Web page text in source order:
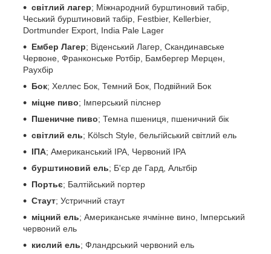
світлий лагер; Міжнародний бурштиновий табір,
Чеський бурштиновий табір, Festbier, Kellerbier,
Dortmunder Export, India Pale Lager
Ембер Лагер; Віденський Лагер, Скандинавське
Червоне, Франконське Ротбір, Бамбергер Мерцен,
Раухбір
Бок; Хеллес Бок, Темний Бок, Подвійний Бок
міцне пиво; Імперський пілснер
Пшеничне пиво; Темна пшениця, пшеничний бік
світлий ель; Kölsch Style, бельгійський світлий ель
ІПА; Американський IPA, Червоний IPA
бурштиновий ель; Б'єр де Гард, Альтбір
Портьє; Балтійський портер
Стаут; Устричний стаут
міцний ель; Американське ячмінне вино, Імперський
червоний ель
кислий ель; Фландрський червоний ель